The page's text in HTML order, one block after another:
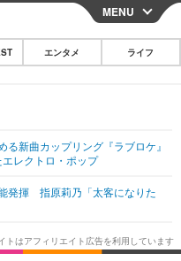
CLOSE
ガジェット・ツール
その他
韓国・芸能
グルメ
MENU
エンタメ ライフ
新曲カップリング『ラブロケ』
レクトロ・ポップ
発揮 指原莉乃「太客になりた